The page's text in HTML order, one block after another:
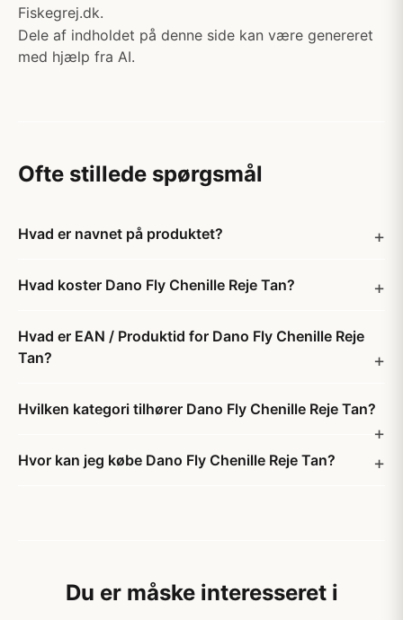
Fiskegrej.dk.
Dele af indholdet på denne side kan være genereret
med hjælp fra AI.
Ofte stillede spørgsmål
Hvad er navnet på produktet?
Hvad koster Dano Fly Chenille Reje Tan?
Hvad er EAN / Produktid for Dano Fly Chenille Reje
Tan?
Hvilken kategori tilhører Dano Fly Chenille Reje Tan?
Hvor kan jeg købe Dano Fly Chenille Reje Tan?
Du er måske interesseret i